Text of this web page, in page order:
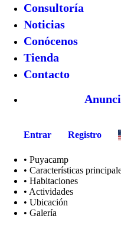
Consultoría
Noticias
Conócenos
Tienda
Contacto
Entrar Registro
• Puyacamp
• Características
• Habitaciones
• Actividades
• Ubicación
• Galería